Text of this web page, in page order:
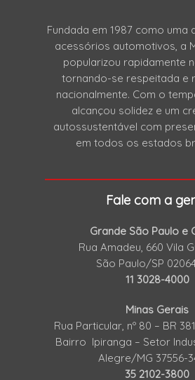
Fundada em 1987 como uma
acessórios automotivos, a
popularizou rapidamente
tornando-se respeitada e
nacionalmente. Com o
alcançou solidez e um
autossustentável com
em todos os estados
Fale com a
Grande São Paulo e
Rua Amadeu, 660 Vila
São Paulo/SP
11 3028-4000
Minas Gerais
Rua Particular, nº 80 – BR
Bairro Ipiranga – Setor
Alegre/MG 37556-
35 2102-3800